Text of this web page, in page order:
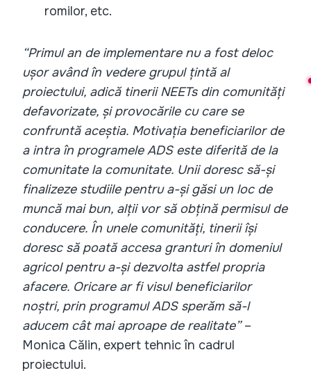
romilor, etc.
“Primul an de implementare nu a fost deloc
ușor având în vedere grupul țintă al
proiectului, adică tinerii NEETs din comunități
defavorizate, și provocările cu care se
confruntă aceștia. Motivația beneficiarilor de
a intra în programele ADS este diferită de la
comunitate la comunitate. Unii doresc să-și
finalizeze studiile pentru a-și găsi un loc de
muncă mai bun, alții vor să obțină permisul de
conducere. În unele comunități, tinerii își
doresc să poată accesa granturi în domeniul
agricol pentru a-și dezvolta astfel propria
afacere. Oricare ar fi visul beneficiarilor
noștri, prin programul ADS sperăm să-l
aducem cât mai aproape de realitate”–
Monica Călin, expert tehnic în cadrul
proiectului.